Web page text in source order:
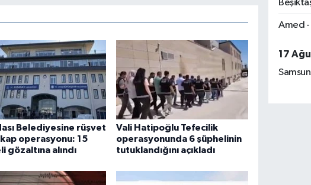
Belediyesine rüşvet
operasyonu: 15
gözaltına alındı
Vali Hatipoğlu Tefecilik
operasyonunda 6 şüphelinin
tutuklandığını açıkladı
Amed -
17